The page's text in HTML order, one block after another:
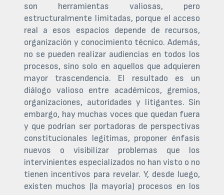
son herramientas valiosas, pero
estructuralmente limitadas, porque el acceso
real a esos espacios depende de recursos,
organización y conocimiento técnico. Además,
no se pueden realizar audiencias en todos los
procesos, sino solo en aquellos que adquieren
mayor trascendencia. El resultado es un
diálogo valioso entre académicos, gremios,
organizaciones, autoridades y litigantes. Sin
embargo, hay muchas voces que quedan fuera
y que podrían ser portadoras de perspectivas
constitucionales legítimas, proponer énfasis
nuevos o visibilizar problemas que los
intervinientes especializados no han visto o no
tienen incentivos para revelar. Y, desde luego,
existen muchos (la mayoría) procesos en los